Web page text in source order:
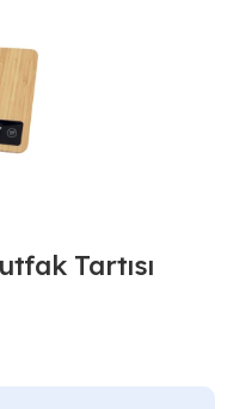
Tartısı